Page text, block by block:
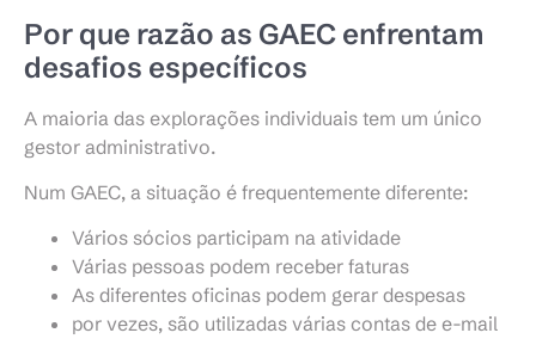
Por que razão as GAEC enfrentam
desafios específicos
A maioria das explorações individuais tem um único
gestor administrativo.
Num GAEC, a situação é frequentemente diferente:
Vários sócios participam na atividade
Várias pessoas podem receber faturas
As diferentes oficinas podem gerar despesas
por vezes, são utilizadas várias contas de e-mail